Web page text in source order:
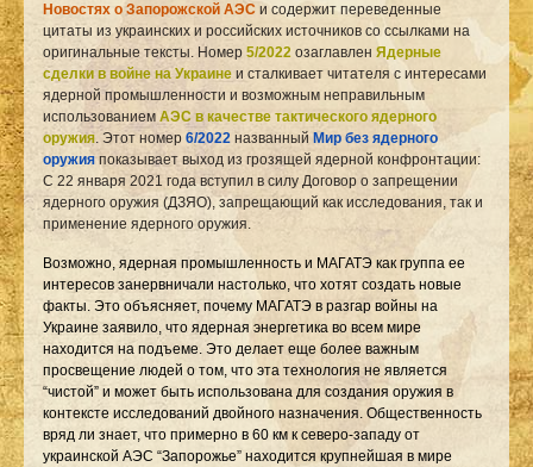
Новостях о Запорожской АЭС и содержит переведенные
цитаты из украинских и российских источников со ссылками на
оригинальные тексты. Номер 5/2022 озаглавлен Ядерные
сделки в войне на Украине и сталкивает читателя с интересами
ядерной промышленности и возможным неправильным
использованием АЭС в качестве тактического ядерного
оружия. Этот номер 6/2022 названный Мир без ядерного
оружияпоказывает выход из грозящей ядерной конфронтации:
С 22 января 2021 года вступил в силу Договор о запрещении
ядерного оружия (ДЗЯО), запрещающий как исследования, так и
применение ядерного оружия.
Возможно, ядерная промышленность и МАГАТЭ как группа ее
интересов занервничали настолько, что хотят создать новые
факты. Это объясняет, почему МАГАТЭ в разгар войны на
Украине заявило, что ядерная энергетика во всем мире
находится на подъеме. Это делает еще более важным
просвещение людей о том, что эта технология не является
“чистой” и может быть использована для создания оружия в
контексте исследований двойного назначения. Общественность
вряд ли знает, что примерно в 60 км к северо-западу от
украинской АЭС “Запорожье” находится крупнейшая в мире